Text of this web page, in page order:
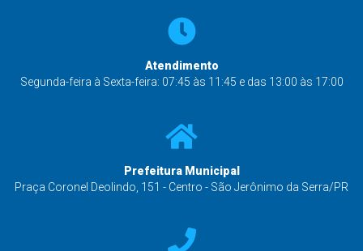
Atendimento
Segunda-feira à Sexta-feira: 07:45 às 11:45 e das 13:00 às 17:00
Prefeitura Municipal
Praça Coronel Deolindo, 151 - Centro - São Jerônimo da Serra/PR